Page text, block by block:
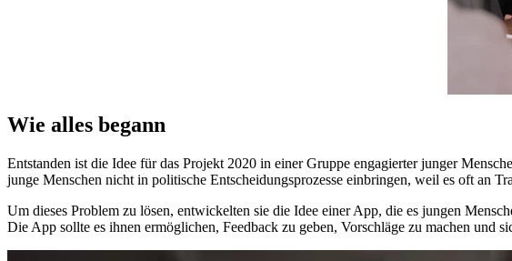
Wie al­les be­gann
Ent­stan­den ist die Idee für das Pro­jekt 2020 in ei­ner Grup­pe en­ga­gier­ter jun­ger
jun­ge Men­schen nicht in po­li­ti­sche Ent­schei­dungs­pro­zes­se ein­brin­gen, weil es oft an
Um die­ses Pro­blem zu lö­sen, ent­wi­ckel­ten sie die Idee ei­ner App, die es jun­gen
Die App soll­te es ih­nen er­mög­li­chen, Feed­back zu ge­ben, Vor­schlä­ge zu ma­chen und